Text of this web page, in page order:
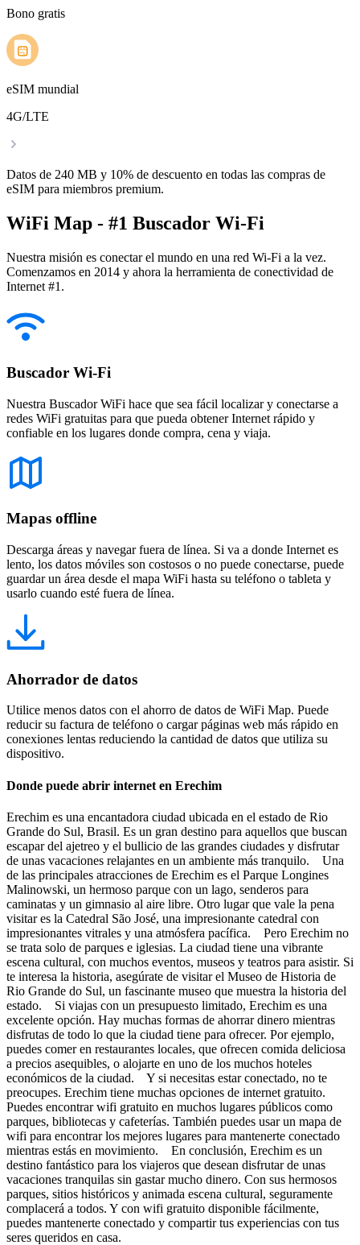
Bono gratis
eSIM mundial
4G/LTE
Datos de 240 MB y 10% de descuento en todas las compras de
eSIM para miembros premium.
WiFi Map - #1 Buscador Wi-Fi
Nuestra misión es conectar el mundo en una red Wi-Fi a la vez.
Comenzamos en 2014 y ahora la herramienta de conectividad de
Internet #1.
Buscador Wi-Fi
Nuestra Buscador WiFi hace que sea fácil localizar y conectarse a
redes WiFi gratuitas para que pueda obtener Internet rápido y
confiable en los lugares donde compra, cena y viaja.
Mapas offline
Descarga áreas y navegar fuera de línea. Si va a donde Internet es
lento, los datos móviles son costosos o no puede conectarse, puede
guardar un área desde el mapa WiFi hasta su teléfono o tableta y
usarlo cuando esté fuera de línea.
Ahorrador de datos
Utilice menos datos con el ahorro de datos de WiFi Map. Puede
reducir su factura de teléfono o cargar páginas web más rápido en
conexiones lentas reduciendo la cantidad de datos que utiliza su
dispositivo.
Donde puede abrir internet en Erechim
Erechim es una encantadora ciudad ubicada en el estado de Rio
Grande do Sul, Brasil. Es un gran destino para aquellos que buscan
escapar del ajetreo y el bullicio de las grandes ciudades y disfrutar
de unas vacaciones relajantes en un ambiente más tranquilo. Una
de las principales atracciones de Erechim es el Parque Longines
Malinowski, un hermoso parque con un lago, senderos para
caminatas y un gimnasio al aire libre. Otro lugar que vale la pena
visitar es la Catedral São José, una impresionante catedral con
impresionantes vitrales y una atmósfera pacífica. Pero Erechim no
se trata solo de parques e iglesias. La ciudad tiene una vibrante
escena cultural, con muchos eventos, museos y teatros para asistir. Si
te interesa la historia, asegúrate de visitar el Museo de Historia de
Rio Grande do Sul, un fascinante museo que muestra la historia del
estado. Si viajas con un presupuesto limitado, Erechim es una
excelente opción. Hay muchas formas de ahorrar dinero mientras
disfrutas de todo lo que la ciudad tiene para ofrecer. Por ejemplo,
puedes comer en restaurantes locales, que ofrecen comida deliciosa
a precios asequibles, o alojarte en uno de los muchos hoteles
económicos de la ciudad. Y si necesitas estar conectado, no te
preocupes. Erechim tiene muchas opciones de internet gratuito.
Puedes encontrar wifi gratuito en muchos lugares públicos como
parques, bibliotecas y cafeterías. También puedes usar un mapa de
wifi para encontrar los mejores lugares para mantenerte conectado
mientras estás en movimiento. En conclusión, Erechim es un
destino fantástico para los viajeros que desean disfrutar de unas
vacaciones tranquilas sin gastar mucho dinero. Con sus hermosos
parques, sitios históricos y animada escena cultural, seguramente
complacerá a todos. Y con wifi gratuito disponible fácilmente,
puedes mantenerte conectado y compartir tus experiencias con tus
seres queridos en casa.